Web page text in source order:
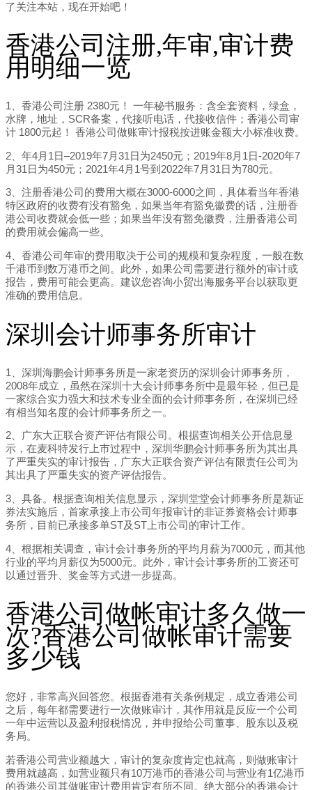
了关注本站，现在开始吧！
香港公司注册,年审,审计费
用明细一览
1、香港公司注册 2380元！ 一年秘书服务：含全套资料，绿盒，
水牌，地址，SCR备案，代接听电话，代接收信件；香港公司审
计 1800元起！ 香港公司做账审计报税按进账金额大小标准收费。
2、年4月1日–2019年7月31日为2450元；2019年8月1日-2020年7
月31日为450元；2021年4月1号到2022年7月31日为780元。
3、注册香港公司的费用大概在3000-6000之间，具体看当年香港
特区政府的收费有没有豁免，如果当年有豁免徽费的话，注册香
港公司收费就会低一些；如果当年没有豁免徽费，注册香港公司
的费用就会偏高一些。
4、香港公司年审的费用取决于公司的规模和复杂程度，一般在数
千港币到数万港币之间。此外，如果公司需要进行额外的审计或
报告，费用可能会更高。建议您咨询小贸出海服务平台以获取更
准确的费用信息。
深圳会计师事务所审计
1、深圳海鹏会计师事务所是一家老资历的深圳会计师事务所，
2008年成立，虽然在深圳十大会计师事务所中是最年轻，但已是
一家综合实力强大和技术专业全面的会计师事务所，在深圳已经
有相当知名度的会计师事务所之一。
2、广东大正联合资产评估有限公司。根据查询相关公开信息显
示，在麦科特发行上市过程中，深圳华鹏会计师事务所为其出具
了严重失实的审计报告，广东大正联合资产评估有限责任公司为
其出具了严重失实的资产评估报告。
3、具备。根据查询相关信息显示，深圳堂堂会计师事务所是新证
券法实施后，首家承接上市公司年报审计的非证券资格会计师事
务所，目前已承接多单ST及ST上市公司的审计工作。
4、根据相关调查，审计会计事务所的平均月薪为7000元，而其他
行业的平均月薪仅为5000元。此外，审计会计事务所的工资还可
以通过晋升、奖金等方式进一步提高。
香港公司做帐审计多久做一
次?香港公司做帐审计需要
多少钱
您好，非常高兴回答您。根据香港有关条例规定，成立香港公司
之后，每年都需要进行一次做账审计，其作用就是反应一个公司
一年中运营以及盈利报税情况，并申报给公司董事、股东以及税
务局。
若香港公司营业额越大，审计的复杂度肯定也就高，则做账审计
费用就越高，如营业额只有10万港币的香港公司与营业有1亿港币
的香港公司其做账审计费用肯定有所不同。绝大部分的香港会计